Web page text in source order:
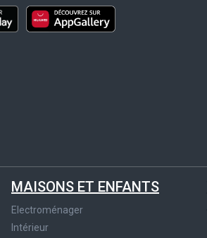
MAISONS ET ENFANTS
Electroménager
Intérieur